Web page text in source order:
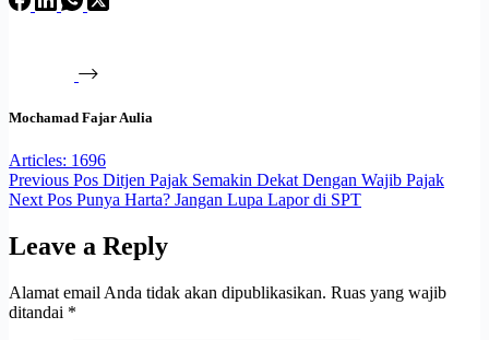
Mochamad Fajar Aulia
Articles: 1696
Previous Pos Ditjen Pajak Semakin Dekat Dengan Wajib Pajak
Next Pos Punya Harta? Jangan Lupa Lapor di SPT
Leave a Reply
Alamat email Anda tidak akan dipublikasikan. Ruas yang wajib
ditandai *